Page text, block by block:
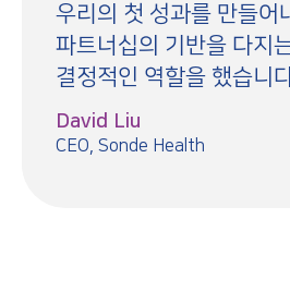
우리의 첫 성과를 만들어
파트너십의 기반을 다지
결정적인 역할을 했습니
David Liu
CEO, Sonde Health